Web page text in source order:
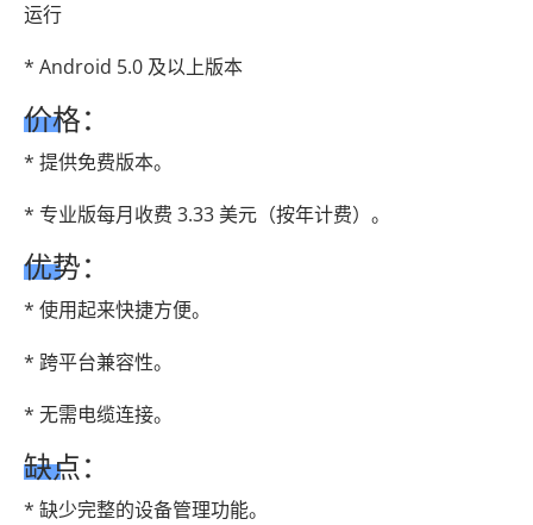
运行
* Android 5.0 及以上版本
价格：
* 提供免费版本。
* 专业版每月收费 3.33 美元（按年计费）。
优势：
* 使用起来快捷方便。
* 跨平台兼容性。
* 无需电缆连接。
缺点：
* 缺少完整的设备管理功能。